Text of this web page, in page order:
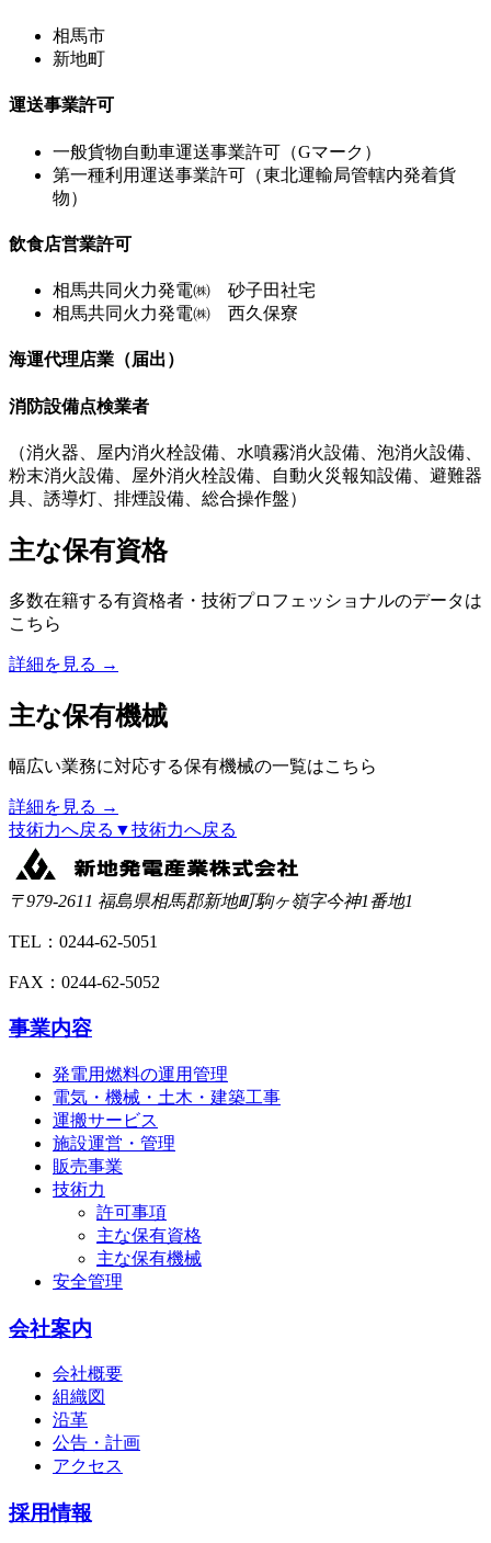
相馬市
新地町
運送事業許可
一般貨物自動車運送事業許可（Gマーク）
第一種利用運送事業許可（東北運輸局管轄内発着貨
物）
飲食店営業許可
相馬共同火力発電㈱ 砂子田社宅
相馬共同火力発電㈱ 西久保寮
海運代理店業（届出）
消防設備点検業者
（消火器、屋内消火栓設備、水噴霧消火設備、泡消火設備、
粉末消火設備、屋外消火栓設備、自動火災報知設備、避難器
具、誘導灯、排煙設備、総合操作盤）
主な保有資格
多数在籍する有資格者・技術プロフェッショナルのデータは
こちら
詳細を見る →
主な保有機械
幅広い業務に対応する保有機械の一覧はこちら
詳細を見る →
技術力へ戻る ▼技術力へ戻る
〒979-2611 福島県相馬郡新地町駒ヶ嶺字今神1番地1
TEL：0244-62-5051
FAX：0244-62-5052
事業内容
発電用燃料の運用管理
電気・機械・土木・建築工事
運搬サービス
施設運営・管理
販売事業
技術力
許可事項
主な保有資格
主な保有機械
安全管理
会社案内
会社概要
組織図
沿革
公告・計画
アクセス
採用情報